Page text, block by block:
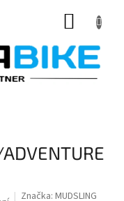
Značka: MUDSLING